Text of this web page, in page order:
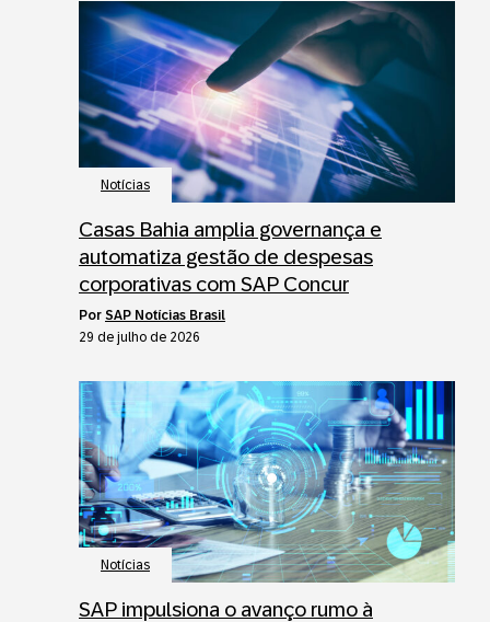
Notícias
Casas Bahia amplia governança e
automatiza gestão de despesas
corporativas com SAP Concur
por SAP Notícias Brasil
29 de julho de 2026
Notícias
SAP impulsiona o avanço rumo à